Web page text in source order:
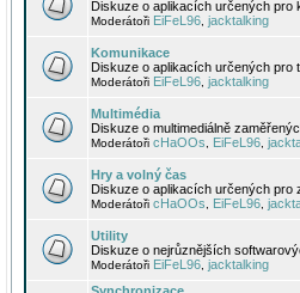
Diskuze o aplikacích určených pro
Moderátoři EiFeL96 jacktalking
Komunikace
Diskuze o aplikacích určených pro
Moderátoři EiFeL96 jacktalking
Multimédia
Diskuze o multimediálně
Moderátoři cHaOOs EiFeL96
Hry a volný čas
Diskuze o aplikacích určených pro
Moderátoři cHaOOs EiFeL96
Utility
Diskuze o nejrůznějších
Moderátoři EiFeL96 jacktalking